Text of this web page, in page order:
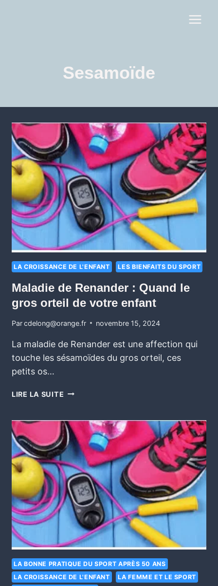
Sesamoïde
LA CROISSANCE DE L'ENFANT LES BIENFAITS DU SPORT
Maladie de Renander : Quand le
gros orteil de votre enfant
Parcdelong@orange.fr novembre 15, 2024
La maladie de Renander est une affection qui
touche les sésamoïdes du gros orteil, ces
petits os…
LIRE LA SUITE
LA BONNE PRATIQUE DU SPORT APRÈS 50 ANS
LA CROISSANCE DE L'ENFANT
LA FEMME ET LE SPORT